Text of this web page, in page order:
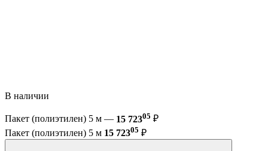
В наличии
Пакет (полиэтилен) 5 м — 15 72305 ₽
Пакет (полиэтилен) 5 м 15 72305 ₽